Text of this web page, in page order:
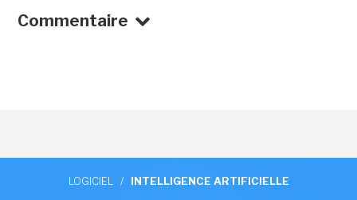
Commentaire
LOGICIEL / INTELLIGENCE ARTIFICIELLE